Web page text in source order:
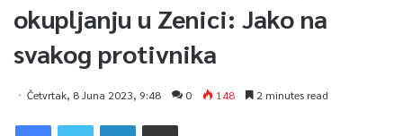
okupljanju u Zenici: Jako na
svakog protivnika
Četvrtak, 8 Juna 2023, 9:48 0 148 2 minutes read